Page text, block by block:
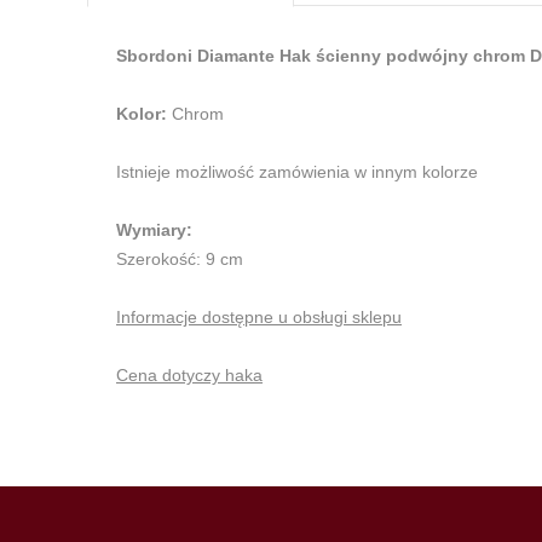
Sbordoni Diamante Hak ścienny podwójny chrom
Kolor: Chrom
Istnieje możliwość zamówienia w innym kolorze
Wymiary:
Szerokość: 9 cm
Informacje dostępne u obsługi sklepu
Cena dotyczy haka